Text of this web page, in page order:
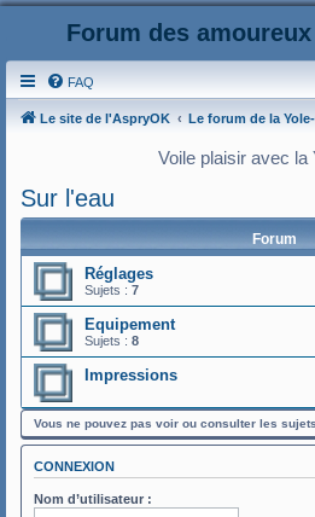
Forum des
FAQ
Le site de l'AspryOK Le forum de la
Voile plaisir avec la
Sur l'eau
Forum
Réglages
Sujets : 7
Equipement
Sujets : 8
Impressions
Vous ne pouvez pas voir ou consulter les
CONNEXION
Nom d’utilisateur :